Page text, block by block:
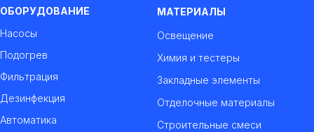
ОБОРУДОВАНИЕ
Насосы
Подогрев
Фильтрация
Дезинфекция
Автоматика
МАТЕРИАЛЫ
Освещение
Химия и тестеры
Закладные элементы
Отделочные материалы
Строительные смеси